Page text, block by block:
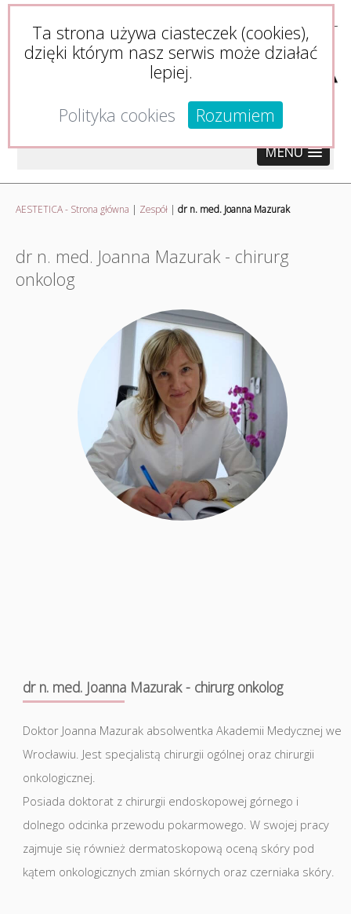
MENU
AESTETICA - Strona główna | Zespół | dr n. med. Joanna Mazurak
dr n. med. Joanna Mazurak - chirurg
onkolog
dr n. med. Joanna Mazurak - chirurg onkolog
Doktor Joanna Mazurak absolwentka Akademii Medycznej we
Wrocławiu. Jest specjalistą chirurgii ogólnej oraz chirurgii
onkologicznej.
Posiada doktorat z chirurgii endoskopowej górnego i
dolnego odcinka przewodu pokarmowego. W swojej pracy
zajmuje się również dermatoskopową oceną skóry pod
kątem onkologicznych zmian skórnych oraz czerniaka skóry.
Ta strona używa ciasteczek (cookies),
dzięki którym nasz serwis może działać
lepiej.
Polityka cookies
Rozumiem